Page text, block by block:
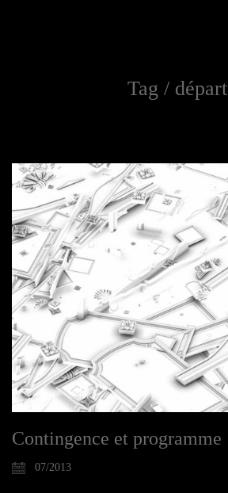
Tag / départ
Contingence et programme
07/2013